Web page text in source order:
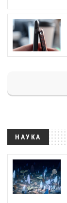
НАУКА